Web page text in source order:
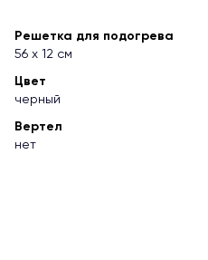
Решетка для подогрева
56 х 12 см
Цвет
черный
Вертел
нет